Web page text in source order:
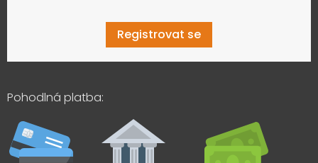
Registrovat se
Pohodlná platba: